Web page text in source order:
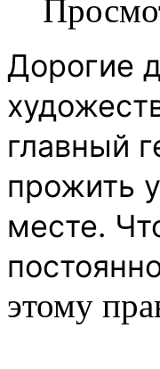
Дорогие
главный
прожить
месте.
этому